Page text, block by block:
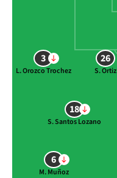
3
L. Orozco Trochez
26
S. Ortiz
18
S. Santos Lozano
6
M. Muñoz